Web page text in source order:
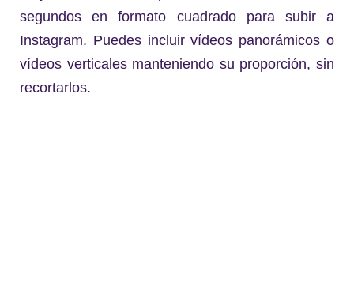
segundos en formato cuadrado para subir a
Instagram. Puedes incluir vídeos panorámicos o
vídeos verticales manteniendo su proporción, sin
recortarlos.